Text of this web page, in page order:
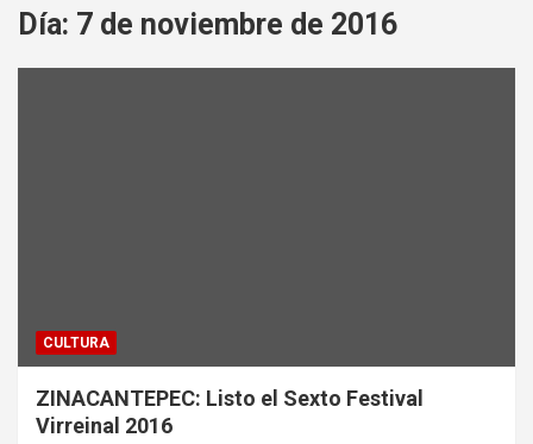
Día: 7 de noviembre de 2016
CULTURA
ZINACANTEPEC: Listo el Sexto Festival
Virreinal 2016